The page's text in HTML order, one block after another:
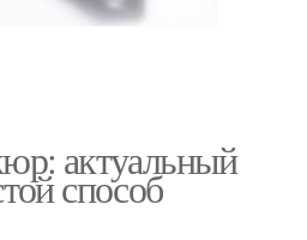
актуальный
способ